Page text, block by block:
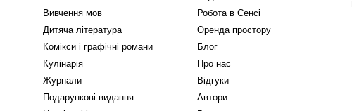
Вивчення мов
Дитяча література
Комікси і графічні романи
Кулінарія
Журнали
Подарункові видання
Робота в Сенсі
Оренда простору
Блог
Про нас
Відгуки
Автори